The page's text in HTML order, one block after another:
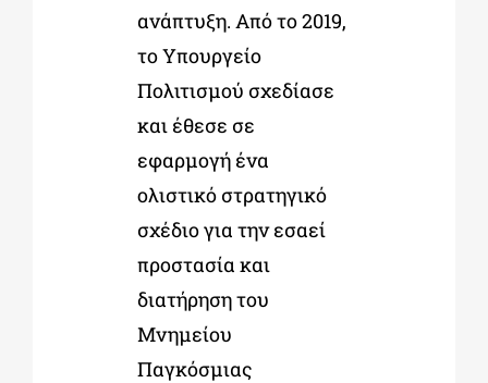
ανάπτυξη. Από το 2019,
το Υπουργείο
Πολιτισμού σχεδίασε
και έθεσε σε
εφαρμογή ένα
ολιστικό στρατηγικό
σχέδιο για την εσαεί
προστασία και
διατήρηση του
Μνημείου
Παγκόσμιας